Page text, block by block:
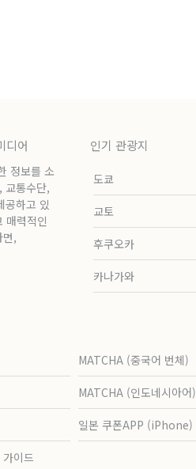
디어
정보를 소
교통수단,
공하고 있
매력적인
,
인기 관광지
도쿄
교토
후쿠오카
카나가와
MATCHA (중국어 번체)
MATCHA (인도네시아어)
일본 쿠폰APP (iPhone)
이드